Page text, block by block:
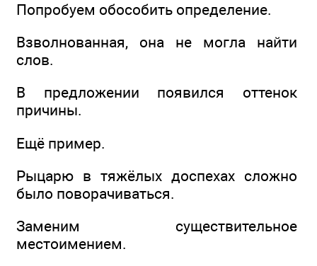
Попробуем обособить определение.
Взволнованная, она не могла найти
слов.
В предложении появился оттенок
причины.
Ещё пример.
Рыцарю в тяжёлых доспехах сложно
было поворачиваться.
Заменим существительное
местоимением.